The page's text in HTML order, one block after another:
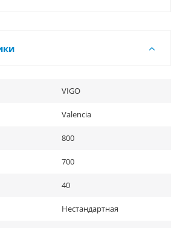
VIGO
Valencia
800
700
40
Нестандартная